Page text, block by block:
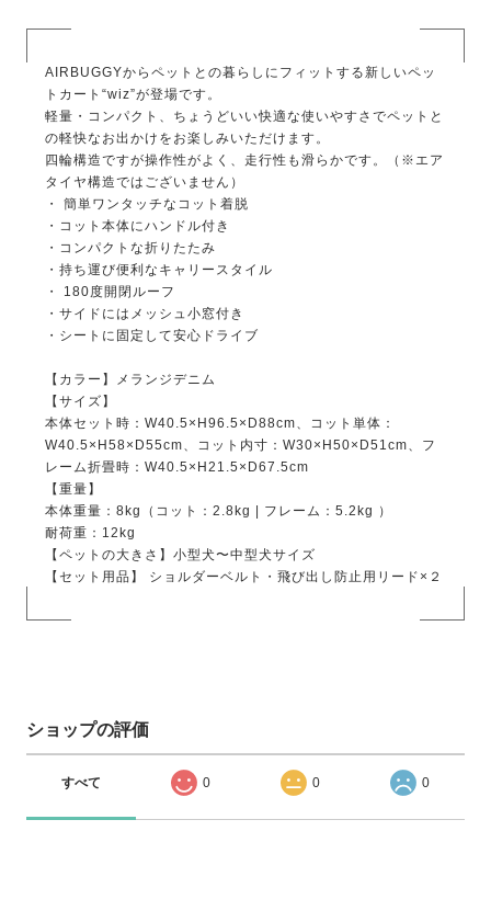
AIRBUGGYからペットとの暮らしにフィットする新しいペッ
トカート“wiz”が登場です。
軽量・コンパクト、ちょうどいい快適な使いやすさでペットと
の軽快なお出かけをお楽しみいただけます。
四輪構造ですが操作性がよく、走行性も滑らかです。（※エア
タイヤ構造ではございません）
・ 簡単ワンタッチなコット着脱
・コット本体にハンドル付き
・コンパクトな折りたたみ
・持ち運び便利なキャリースタイル
・ 180度開閉ルーフ
・サイドにはメッシュ小窓付き
・シートに固定して安心ドライブ
【カラー】メランジデニム
【サイズ】
本体セット時：W40.5×H96.5×D88cm、コット単体：
W40.5×H58×D55cm、コット内寸：W30×H50×D51cm、フ
レーム折畳時：W40.5×H21.5×D67.5cm
【重量】
本体重量：8kg（コット：2.8kg | フレーム：5.2kg ）
耐荷重：12kg
【ペットの大きさ】小型犬〜中型犬サイズ
【セット用品】 ショルダーベルト・飛び出し防止用リード×２
ショップの評価
すべて 0 0 0